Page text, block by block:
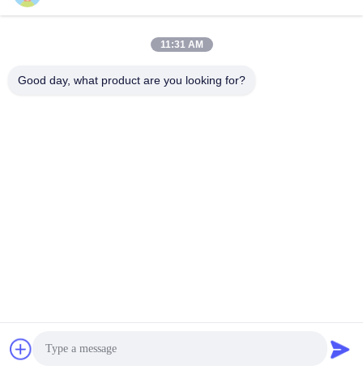
anteriore posteriore per
Cina Buona qualità Molla a lamelle del rimorchio Fornitore. 2020-2026
Shenzhen BYF International Limited Tutti i diritti riservati.
11:31 AM
Good day, what product are you looking for?